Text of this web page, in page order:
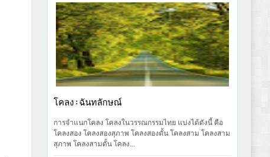
โคลง : ฉันทลักษณ์
การจำแนกโคลง โคลงในวรรณกรรมไทย แบ่งได้ดังนี้ คือ
โคลงสอง โคลงสองสุภาพ โคลงสองดั้น โคลงสาม โคลงสาม
สุภาพ โคลงสามดั้น โคลง...